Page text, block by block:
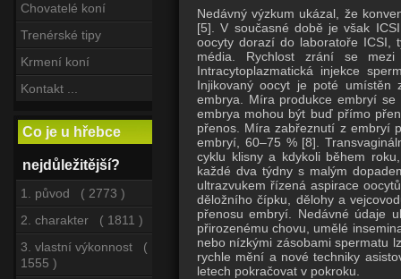
Chovatelé koní
Trenérské tipy
Krmení koní
Kontakt ...
Co je u hřebce
nejdůležitější?
1. původ ( 2773 )
2. charakter ( 1811 )
3. vlastní výkonnost (
1555 )
Nedávný výzkum ukázal, že
[5].
V současné době je však
oocyty dorazí do laboratoře ICSI,
média.
Rychlost zrání se
Intracytoplazmatická injekce
Injikovaný oocyt je poté
embrya.
Míra produkce embryí
embrya mohou být buď přímo
přenos.
Míra zabřeznutí z embryí
embryí, 60–75 % [8].
cyklu klisny a kdykoli během
každé dva týdny s malým
ultrazvukem řízená aspirace
děložního čípku, dělohy a
přenosu embryí.
Nedávné údaje
přirozenému chovu, umělé
nebo nízkými zásobami spermatu
rychle mění a nové techniky
letech pokračovat v pokroku.